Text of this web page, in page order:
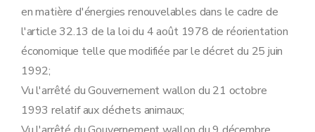
Art. 98
Art. 99
Art. 100
Art. 101
Art. 102
Art. 104
Art. 105
Art. 106
Sous-section 4 Modalités de perception des amendes administratives visées à l'article 76 du décret
en matière d'énergies renouvelables dans le cadre de
l'article 32.13 de la loi du 4 août 1978 de réorientation
économique telle que modifiée par le décret du 25 juin
1992;
Vu l'arrêté du Gouvernement wallon du 21 octobre
1993 relatif aux déchets animaux;